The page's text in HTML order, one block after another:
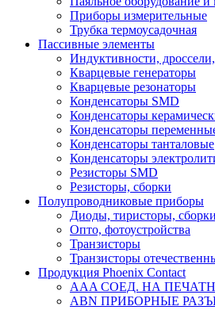
Приборы измерительные
Трубка термоусадочная
Пассивные элементы
Индуктивности,
Кварцевые генераторы
Кварцевые резонаторы
Конденсаторы SMD
Конденсаторы
Конденсаторы
Конденсаторы танталовые
Конденсаторы
Резисторы SMD
Резисторы, сборки
Полупроводниковые приборы
Диоды, тиристоры, сборки
Опто, фотоустройства
Транзисторы
Транзисторы
Продукция Phoenix Contact
AAA СОЕД. НА
ABN ПРИБОРНЫЕ